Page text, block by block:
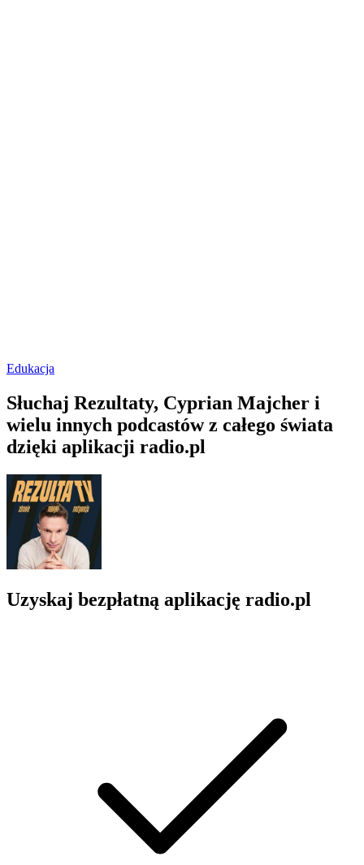
Edukacja
Słuchaj Rezultaty, Cyprian Majcher i
wielu innych podcastów z całego świata
dzięki aplikacji radio.pl
Uzyskaj bezpłatną aplikację radio.pl